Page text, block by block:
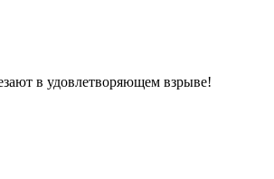
в удовлетворяющем взрыве!